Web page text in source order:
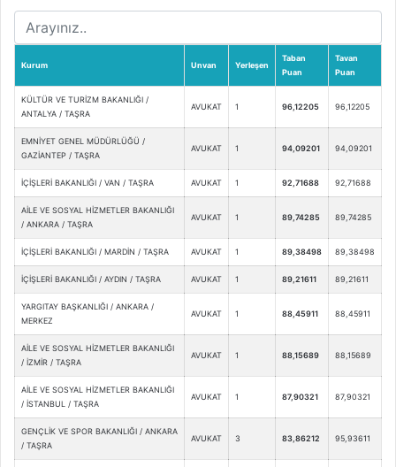
Kurum Unvan Yerleşen
Taban
Puan
Tavan
Puan
KÜLTÜR VE TURİZM BAKANLIĞI /
ANTALYA / TAŞRA
AVUKAT 1 96,12205 96,12205
EMNİYET GENEL MÜDÜRLÜĞÜ /
GAZİANTEP / TAŞRA
AVUKAT 1 94,09201 94,09201
İÇİŞLERİ BAKANLIĞI / VAN / TAŞRA AVUKAT 1 92,71688 92,71688
AİLE VE SOSYAL HİZMETLER BAKANLIĞI
/ ANKARA / TAŞRA
AVUKAT 1 89,74285 89,74285
İÇİŞLERİ BAKANLIĞI / MARDİN / TAŞRA AVUKAT 1 89,38498 89,38498
İÇİŞLERİ BAKANLIĞI / AYDIN / TAŞRA AVUKAT 1 89,21611 89,21611
YARGITAY BAŞKANLIĞI / ANKARA /
MERKEZ
AVUKAT 1 88,45911 88,45911
AİLE VE SOSYAL HİZMETLER BAKANLIĞI
/ İZMİR / TAŞRA
AVUKAT 1 88,15689 88,15689
AİLE VE SOSYAL HİZMETLER BAKANLIĞI
/ İSTANBUL / TAŞRA
AVUKAT 1 87,90321 87,90321
GENÇLİK VE SPOR BAKANLIĞI / ANKARA
/ TAŞRA
AVUKAT 3 83,86212 95,93611